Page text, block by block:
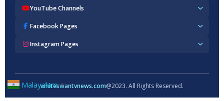
YouTube Channels
Whiteswan TV News
Whiteswan Kerala
Whiteswan Hindi
Facebook Pages
Whiteswan TV News
Whiteswan TV Malayalam
Instagram Pages
Whiteswan Entertainments
whiteswantvnews.com@2023. All Rights Reserved.
Malayalam ▼